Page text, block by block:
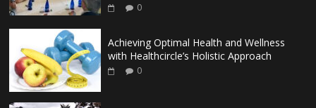
0
Achieving Optimal Health and Wellness
with Healthcircle’s Holistic Approach
0